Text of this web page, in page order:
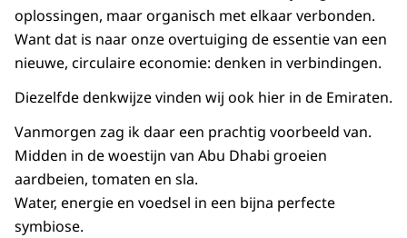
oplossingen, maar organisch met elkaar verbonden.
Want dat is naar onze overtuiging de essentie van een
nieuwe, circulaire economie: denken in verbindingen.
Diezelfde denkwijze vinden wij ook hier in de Emiraten.
Vanmorgen zag ik daar een prachtig voorbeeld van.
Midden in de woestijn van Abu Dhabi groeien
aardbeien, tomaten en sla.
Water, energie en voedsel in een bijna perfecte
symbiose.